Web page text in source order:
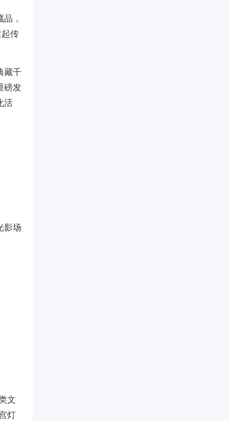
，
传
藏千
磅发
活
影场
文
灯